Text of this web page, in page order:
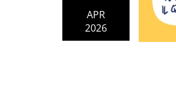
APR
2026